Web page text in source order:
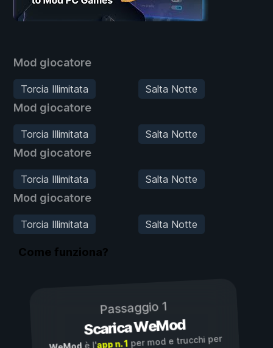
Mod giocatore
Torcia Illimitata Salta Notte
Mod giocatore
Torcia Illimitata Salta Notte
Mod giocatore
Torcia Illimitata Salta Notte
Mod giocatore
Torcia Illimitata Salta Notte
Come funziona?
Passaggio 1
Scarica WeMod
è l'app n. 1per mod e trucchi per